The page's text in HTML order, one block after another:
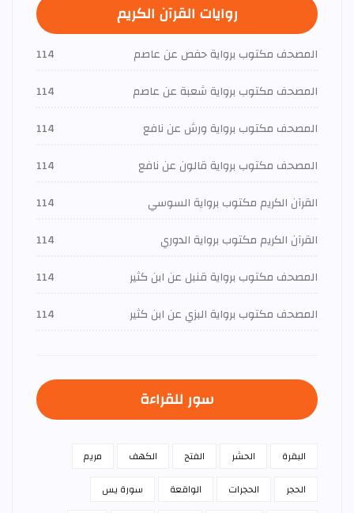
روايات القرآن الكريم
المصحف مكتوب برواية حفص عن عاصم
114
المصحف مكتوب برواية شعبة عن عاصم
114
المصحف مكتوب برواية ورش عن نافع
114
المصحف مكتوب برواية قالون عن نافع
114
القرآن الكريم مكتوب برواية السوسي
114
القرآن الكريم مكتوب برواية الدوري
114
المصحف مكتوب برواية قنبل عن ابن كثير
114
المصحف مكتوب برواية البزي عن ابن كثير
114
سور للقراءة
البقرة الحشر الفتح الكهف
مريم
الحجر
الحجرات الواقعة
سورة يس